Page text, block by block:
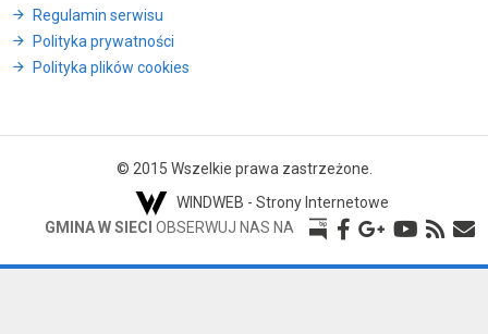
Regulamin serwisu
Polityka prywatności
Polityka plików cookies
© 2015 Wszelkie prawa zastrzeżone.
WINDWEB - Strony Internetowe
GMINA W SIECI OBSERWUJ NAS NA